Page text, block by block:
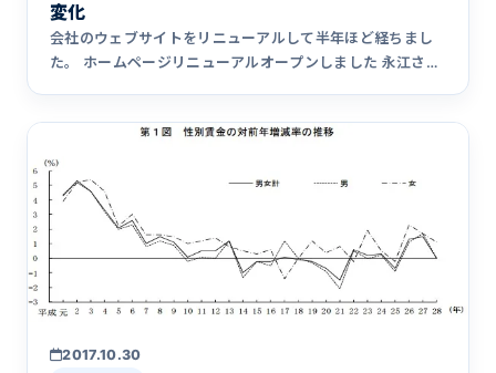
変化
会社のウェブサイトをリニューアルして半年ほど経ちまし
た。 ホームページリニューアルオープンしました 永江さん
2017.10.30